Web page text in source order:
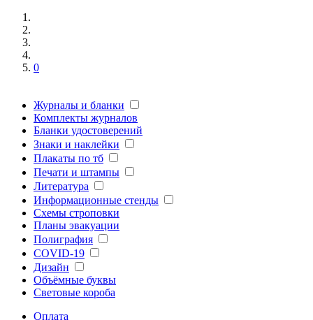
0
Журналы и бланки
Комплекты журналов
Бланки удостоверений
Знаки и наклейки
Плакаты по тб
Печати и штампы
Литература
Информационные стенды
Схемы строповки
Планы эвакуации
Полиграфия
COVID-19
Дизайн
Объёмные буквы
Световые короба
Оплата